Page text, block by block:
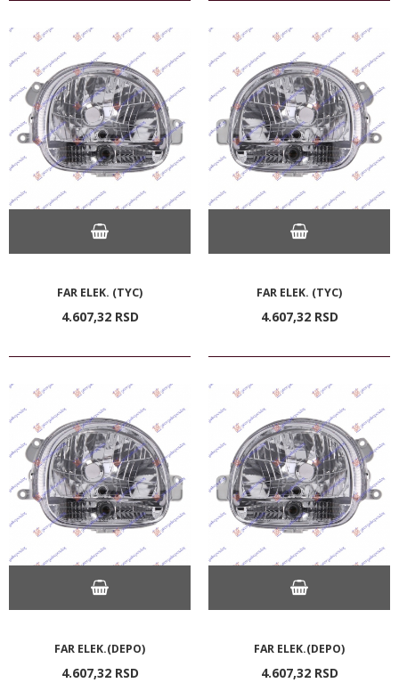
FAR ELEK. (TYC)
4.607,32 RSD
FAR ELEK. (TYC)
4.607,32 RSD
FAR ELEK.(DEPO)
4.607,32 RSD
FAR ELEK.(DEPO)
4.607,32 RSD